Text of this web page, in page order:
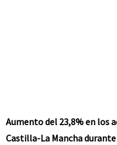
Aumento del 23,8% en los
Castilla-La Mancha